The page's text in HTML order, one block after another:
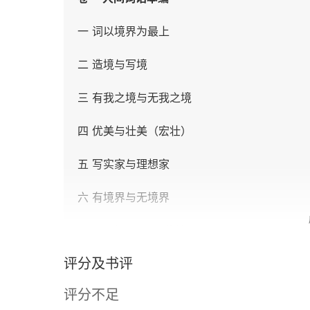
一 词以境界为最上
二 造境与写境
三 有我之境与无我之境
四 优美与壮美（宏壮）
五 写实家与理想家
六 有境界与无境界
八 境界不以大小定优劣
九 兴趣说、神韵说与境界说
评分及书评
评分不足